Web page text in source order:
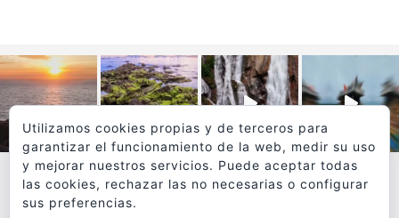
VER MÁS
Utilizamos cookies propias y de terceros para
garantizar el funcionamiento de la web, medir su uso
y mejorar nuestros servicios. Puede aceptar todas
las cookies, rechazar las no necesarias o configurar
sus preferencias.